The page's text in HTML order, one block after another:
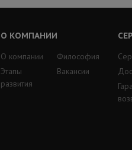
О КОМПАНИИ
О компании
Этапы
развития
Философия
Вакансии